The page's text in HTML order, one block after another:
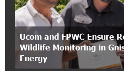
12:40:22 8-07-2026
Polytechnic
Held with the
Ucom and FPWC Ensure
Wildlife Monitoring in
Energy